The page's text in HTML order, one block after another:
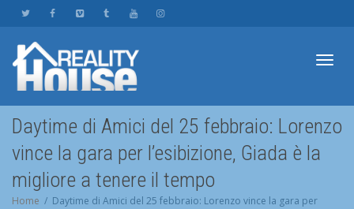
Daytime di Amici del 25 febbraio: Lorenzo
vince la gara per l’esibizione, Giada è la
migliore a tenere il tempo
Home
Daytime di Amici del 25 febbraio: Lorenzo vince la gara per